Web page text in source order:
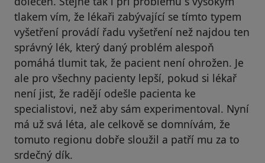
tlakem vím, že lékaři zabývající se tímto typem
vyšetření provádí řadu vyšetření než najdou ten
správný lék, který daný problém alespoň
pomáhá tlumit tak, že pacient není ohrožen. Je
ale pro všechny pacienty lepší, pokud si lékař
není jist, že radějí odešle pacienta ke
specialistovi, než aby sám experimentoval. Nyní
má už svá léta, ale celkově se domnívám, že
tomuto regionu dobře sloužil a patří mu za to
srdečný dík.